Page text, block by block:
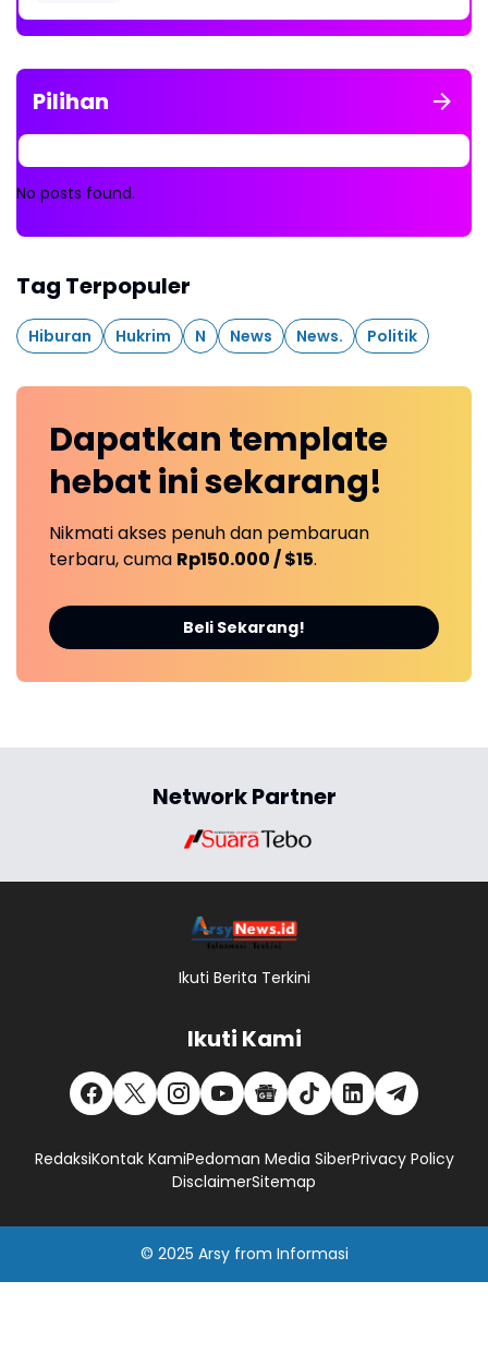
Pilihan
No posts found.
Tag Terpopuler
Hiburan Hukrim N News News. Politik
Dapatkan template
hebat inisekarang!
Nikmati akses penuh dan pembaruan
terbaru, cuma Rp150.000 / $15.
Beli Sekarang!
Network Partner
Ikuti Berita Terkini
Ikuti Kami
RedaksiKontak KamiPedoman Media SiberPrivacy Policy
DisclaimerSitemap
© 2025 Arsyfrom Informasi